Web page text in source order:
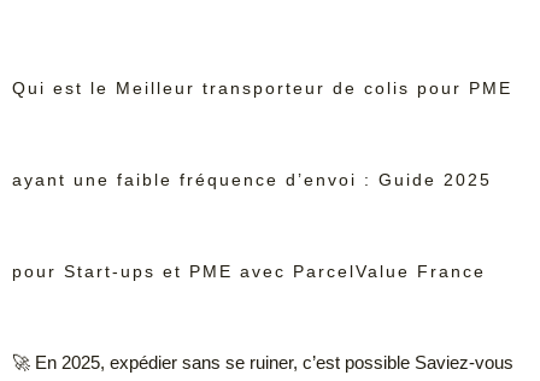
Qui est le Meilleur transporteur de colis pour PME
ayant une faible fréquence d’envoi : Guide 2025
pour Start-ups et PME avec ParcelValue France
🚀 En 2025, expédier sans se ruiner, c’est possible Saviez-vous